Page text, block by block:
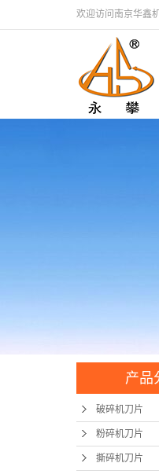
欢迎访问南京华鑫
产品
破碎机刀片
粉碎机刀片
撕碎机刀片